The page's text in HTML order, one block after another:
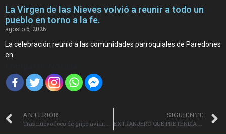
La Virgen de las Nieves volvió a reunir a todo un
pueblo en torno a la fe.
agosto 6, 2026
La celebración reunió a las comunidades parroquiales de Paredones
en
ANTERIOR SIGUIENTE